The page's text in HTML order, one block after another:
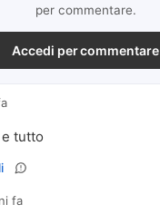
per commentare.
Accedi per commentare
tutto
fa